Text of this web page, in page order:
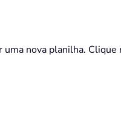
uma nova planilha. Clique